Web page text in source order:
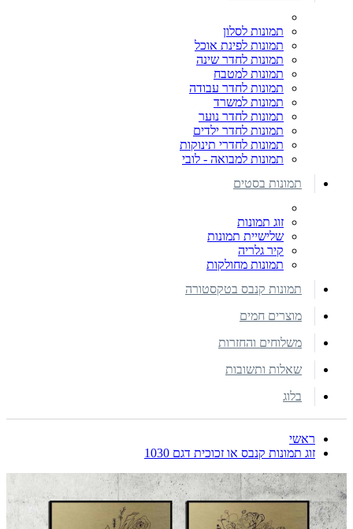
תמונות לסלון
תמונות לפינת אוכל
תמונות לחדר שינה
תמונות למטבח
תמונות לחדר עבודה
תמונות למשרד
תמונות לחדר נוער
תמונות לחדר ילדים
תמונות לחדרי תינוקות
תמונות למבואה - לובי
תמונות בסטים
זוג תמונות
שלישיית תמונות
קיר גלריה
תמונות מחולקות
תמונות קנבס בטקסטורה
מוצרים חמים
משלוחים והחזרות
שאלות ותשובות
בלוג
ראשי
זוג תמונות קנבס או זכוכית דגם 1030